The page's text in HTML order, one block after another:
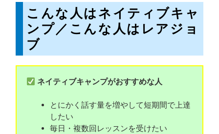
こんな人はネイティブキャ
ンプ／こんな人はレアジョ
ブ
ネイティブキャンプがおすすめな人
とにかく話す量を増やして短期間で上達
したい
毎日・複数回レッスンを受けたい